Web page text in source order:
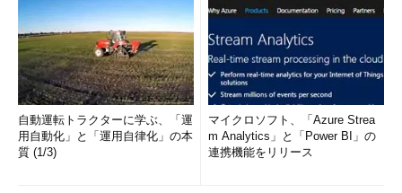
自動運転トラクターに学ぶ、「運
用自動化」と「運用自律化」の本
質 (1/3)
マイクロソフト、「Azure Strea
m Analytics」と「Power BI」の
連携機能をリリース